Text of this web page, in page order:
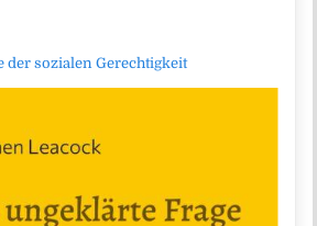
der sozialen Gerechtigkeit